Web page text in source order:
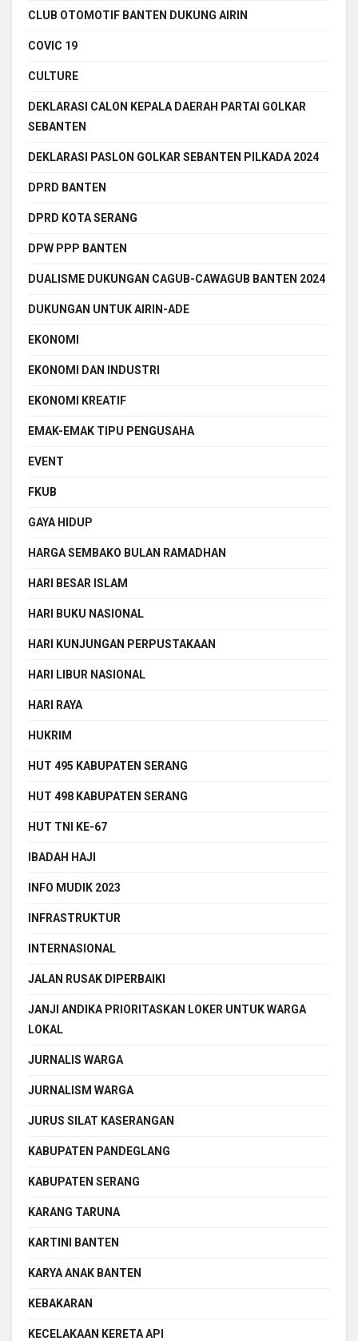
CLUB OTOMOTIF BANTEN DUKUNG AIRIN
COVIC 19
CULTURE
DEKLARASI CALON KEPALA DAERAH PARTAI GOLKAR
SEBANTEN
DEKLARASI PASLON GOLKAR SEBANTEN PILKADA 2024
DPRD BANTEN
DPRD KOTA SERANG
DPW PPP BANTEN
DUALISME DUKUNGAN CAGUB-CAWAGUB BANTEN 2024
DUKUNGAN UNTUK AIRIN-ADE
EKONOMI
EKONOMI DAN INDUSTRI
EKONOMI KREATIF
EMAK-EMAK TIPU PENGUSAHA
EVENT
FKUB
GAYA HIDUP
HARGA SEMBAKO BULAN RAMADHAN
HARI BESAR ISLAM
HARI BUKU NASIONAL
HARI KUNJUNGAN PERPUSTAKAAN
HARI LIBUR NASIONAL
HARI RAYA
HUKRIM
HUT 495 KABUPATEN SERANG
HUT 498 KABUPATEN SERANG
HUT TNI KE-67
IBADAH HAJI
INFO MUDIK 2023
INFRASTRUKTUR
INTERNASIONAL
JALAN RUSAK DIPERBAIKI
JANJI ANDIKA PRIORITASKAN LOKER UNTUK WARGA
LOKAL
JURNALIS WARGA
JURNALISM WARGA
JURUS SILAT KASERANGAN
KABUPATEN PANDEGLANG
KABUPATEN SERANG
KARANG TARUNA
KARTINI BANTEN
KARYA ANAK BANTEN
KEBAKARAN
KECELAKAAN KERETA API